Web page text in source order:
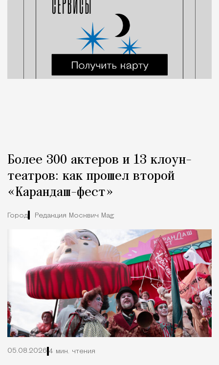
Более 300 актеров и 13 клоун-
театров: как прошел второй
«Карандаш-фест»
Город Редакция Москвич Mag
05.08.2026 4 мин. чтения